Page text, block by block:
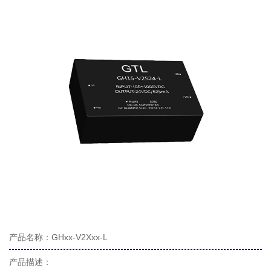
产品名称：GHxx-V2Xxx-L
产品描述：